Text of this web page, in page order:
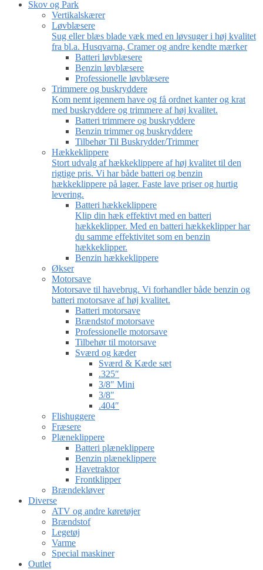
Skov og Park
Vertikalskærer
Løvblæsere
Sug eller blæs blade væk med en løvsuger i høj kvalitet
fra bl.a. Husqvarna, Cramer og andre kendte mærker
Batteri løvblæsere
Benzin løvblæsere
Professionelle løvblæsere
Trimmere og buskryddere
Kom nemt igennem have og få ordnet kanter og krat
med buskryddere og trimmere af høj kvalitet.
Batteri trimmere og buskryddere
Benzin trimmer og buskryddere
Tilbehør Til Buskrydder/Trimmer
Hækkeklippere
Stort udvalg af hækkeklippere af høj kvalitet til den
rigtige pris. Vi har både batteri og benzin
hækkeklippere på lager. Faste lave priser og hurtig
levering.
Batteri hækkeklippere
Klip din hæk effektivt med en batteri
hækkeklipper. Med en batteri hækkeklipper har
du samme effektivitet som en benzin
hækkeklipper.
Benzin hækkeklippere
Økser
Motorsave
Motorsave til havebrug. Vi forhandler både benzin og
batteri motorsave af høj kvalitet.
Batteri motorsave
Brændstof motorsave
Professionelle motorsave
Tilbehør til motorsave
Sværd og kæder
Sværd & Kæde sæt
.325″
3/8″ Mini
3/8″
.404″
Flishuggere
Fræsere
Plæneklippere
Batteri plæneklippere
Benzin plæneklippere
Havetraktor
Frontklipper
Brændekløver
Diverse
ATV og andre køretøjer
Brændstof
Legetøj
Varme
Special maskiner
Outlet